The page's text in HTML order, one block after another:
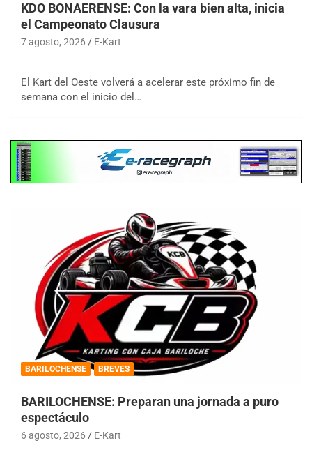
KDO BONAERENSE: Con la vara bien alta, inicia
el Campeonato Clausura
7 agosto, 2026 E-Kart
El Kart del Oeste volverá a acelerar este próximo fin de
semana con el inicio del…
BARILOCHENSE BREVES
BARILOCHENSE: Preparan una jornada a puro
espectáculo
6 agosto, 2026 E-Kart